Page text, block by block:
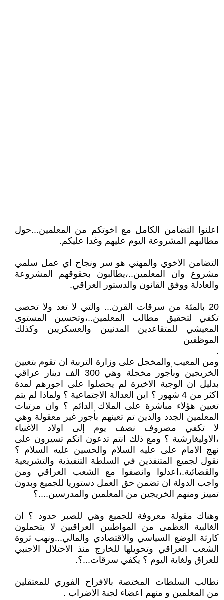
اعلنوا التضامن الكامل مع اخوتكم من المعلمين...حول
مطالبهم المشروعة اليوم عليهم وغدا عليكم.
التضامن الاخوي والمهني هو سر ونجاح اي عمل سلمي
مشروع وان المعلمين..،يطالبون بحقوقهم المشروعة
والعادلة ووفق القانون والدستور العراقي.
20 بالمئة من سرقات القرن... والتي لا تعد ولا تحصى
تكفي لتحقيق مطالب المعلمين..،وتحسين المستوى
المعيشي للمتقاعدين المدنيين والعسكريين وكذلك
الموظفين
.
ومن المعيب والمخجل على وزارة التربية ان تقوم بتعيين
الخريجين وبأجور مخجلة وهي 300 الف دينار عراقي
بدليل ان الوجبة الاخيرة لم يحصلوا على اجورهم لمدة
اكثر من 4 شهور ؟ اين العدالة الاجتماعية ؟ ولماذا لم يتم
تعيين هؤلاء مباشرة على الملاك الدائم ؟ وان مرتبات
المعلمين الجدد والذين تم تعينهم بأجور غير معقولة وهي
لا تكفي مصروف نصف يوم إلى اولاد الاغنياء
،الاوليغارشية ؟ ومع ذلك انتم تدعون انكم تسيرون على
نهج الامام على عليه السلام والحسين عليه السلام ؟
نقول لجميع المتنفذين في السلطة التنفيذية والتشريعية
والقضائية.،اعدلوا وانصفوا مع الشعب العراقي ومن
واجب الدولة ان تضمن حق العمل دستوريا للجميع وبدون
تمييز ومنهم الخريجين من المعلمين والمدرسين....؟
وهناك مقولة معروفة للجميع وهي للصبر حدود ؟ ان
الغالبية العظمى من المواطنين العراقيين لا يتحملون
كارثة الوضع السياسي والاقتصادي والمالي...ونهب ثروة
الشعب العراقي وتحويلها للخارج منذ الاحتلال الاجنبي
للعراق ولغاية اليوم ؟ يكفي سرقات...؟.
نطالب السلطات المختصة بالافراح الفوري للمعتقلين
من المعلمين و منهم اعضاء لجنة الاضراب .